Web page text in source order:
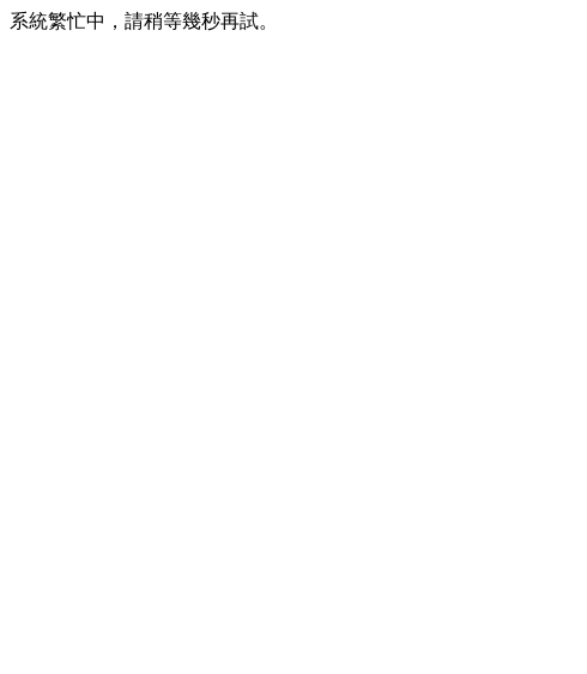
系統繁忙中，請稍等幾秒再試。